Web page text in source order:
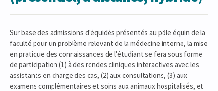
Sur base des admissions d'équidés présentés au pôle équin de la
faculté pour un problème relevant de la médecine interne, la mise
en pratique des connaissances de l'étudiant se fera sous forme
de participation (1) à des rondes cliniques interactives avec les
assistants en charge des cas, (2) aux consultations, (3) aux
examens complémentaires et soins aux animaux hospitalisés, et